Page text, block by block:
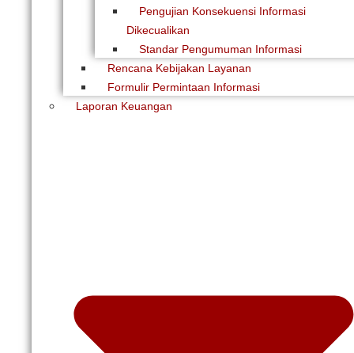
Pengujian Konsekuensi Informasi
Dikecualikan
Standar Pengumuman Informasi
Rencana Kebijakan Layanan
Formulir Permintaan Informasi
Laporan Keuangan